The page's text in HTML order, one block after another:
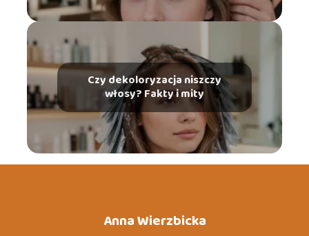
Czy dekoloryzacja niszczy
włosy? Fakty i mity
Anna Wierzbicka